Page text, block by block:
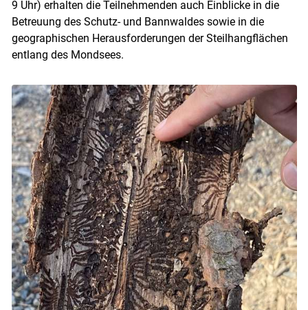
9 Uhr) erhalten die Teilnehmenden auch Einblicke in die
Betreuung des Schutz- und Bannwaldes sowie in die
geographischen Herausforderungen der Steilhangflächen
entlang des Mondsees.